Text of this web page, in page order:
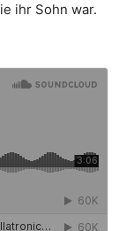
ihr Sohn war.